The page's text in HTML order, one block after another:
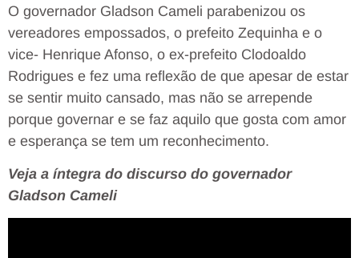
O governador Gladson Cameli parabenizou os
vereadores empossados, o prefeito Zequinha e o
vice- Henrique Afonso, o ex-prefeito Clodoaldo
Rodrigues e fez uma reflexão de que apesar de estar
se sentir muito cansado, mas não se arrepende
porque governar e se faz aquilo que gosta com amor
e esperança se tem um reconhecimento.
Veja a íntegra do discurso do governador
Gladson Cameli